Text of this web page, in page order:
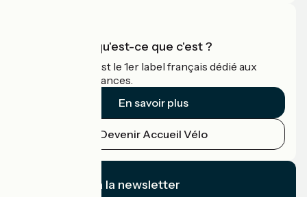
Accueil Vélo qu'est-ce que c'est ?
Accueil Vélo c'est le 1er label français dédié aux
cyclistes en vacances.
En savoir plus
Devenir Accueil Vélo
Je m'abonne à la newsletter